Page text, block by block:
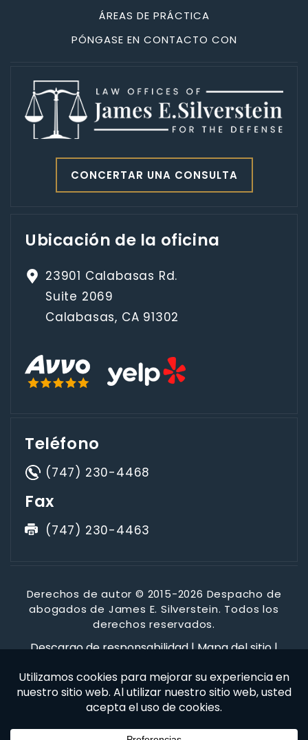
ÁREAS DE PRÁCTICA
PÓNGASE EN CONTACTO CON
CONCERTAR UNA CONSULTA
Ubicación de la oficina
23901 Calabasas Rd.
Suite 2069
Calabasas, CA 91302
Teléfono
(747) 230-4468
Fax
(747) 230-4463
Derechos de autor © 2015-2026 Despacho de
abogados de James E. Silverstein. Todos los
derechos reservados.
Descargo de responsabilidad|Mapa del sitio|
*Las imágenes se obtienen bajo licencia de Canva y otros
proveedores externos de imágenes de archivo, y se incluye
la atribución cuando es necesario.
Marketing digital